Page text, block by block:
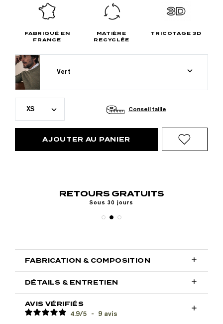
FABRIQUÉ EN
FRANCE
MATIÈRE
RECYCLÉE
TRICOTAGE 3D
Vert
XS Conseil taille
AJOUTER AU PANIER
RETOURS GRATUITS
Sous 30 jours
FABRICATION & COMPOSITION 
DÉTAILS & ENTRETIEN 
AVIS VÉRIFIÉS
4.9/5 - 9 avis
